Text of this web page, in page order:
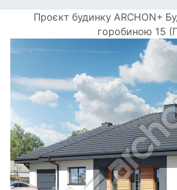
Проєкт будинку ARCHON+
горобиною 15